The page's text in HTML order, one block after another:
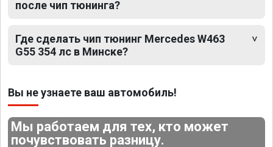
после чип тюнинга?
Где сделать чип тюнинг Mercedes W463
G55 354 лс в Минске?
Вы не узнаете ваш автомобиль!
Мы работаем для тех, кто может
почувствовать разницу.